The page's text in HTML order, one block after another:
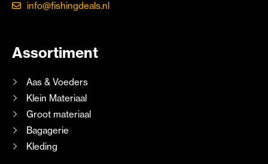
info@fishingdeals.nl
Assortiment
Aas & Voeders
Klein Materiaal
Groot materiaal
Bagagerie
Kleding